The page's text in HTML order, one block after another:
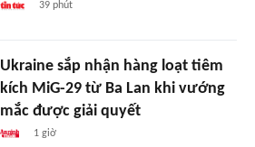
39 phút
Ukraine sắp nhận hàng loạt tiêm
kích MiG-29 từ Ba Lan khi vướng
mắc được giải quyết
1 giờ